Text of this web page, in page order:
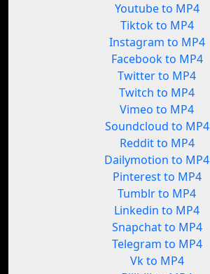
Youtube to MP4
Tiktok to MP4
Instagram to MP4
Facebook to MP4
Twitter to MP4
Twitch to MP4
Vimeo to MP4
Soundcloud to MP4
Reddit to MP4
Dailymotion to MP4
Pinterest to MP4
Tumblr to MP4
Linkedin to MP4
Snapchat to MP4
Telegram to MP4
Vk to MP4